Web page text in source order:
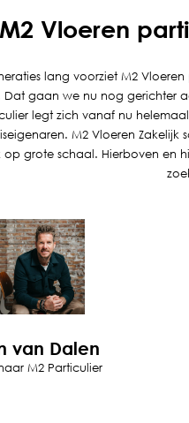
M2 Vloeren
lang voorziet M2
Dat gaan we nu nog gerichter
legt zich vanaf nu
M2 Vloeren
op grote schaal. Hierboven en
van Dalen
M2 Particulier